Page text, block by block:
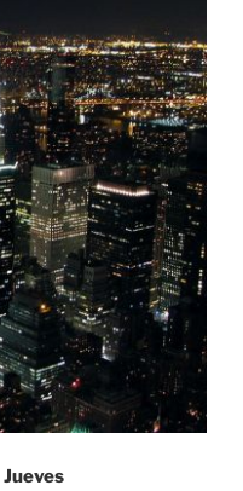
Jueves